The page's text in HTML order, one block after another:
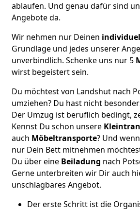
ablaufen. Und genau dafür sind
Angebote da.
Wir nehmen nur Deinen
Grundlage und jedes unserer
unverbindlich. Schenke uns nur 5
wirst begeistert sein.
Du möchtest von Landshut nach
umziehen? Du hast nicht
Der Umzug ist beruflich bedingt,
Kennst Du schon unsere
auch Möbeltransporte? Und
nur Dein Bett mitnehmen
Du über eine Beiladung nach
Gerne unterbreiten wir Dir auch
unschlagbares Angebot.
Der erste Schritt ist die